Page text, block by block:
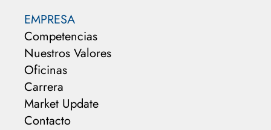
EMPRESA
Competencias
Nuestros Valores
Oficinas
Carrera
Market Update
Contacto